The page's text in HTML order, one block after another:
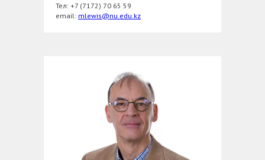
Тел: +7 (7172) 70 65 59
еmail: mlewis@nu.edu.kz